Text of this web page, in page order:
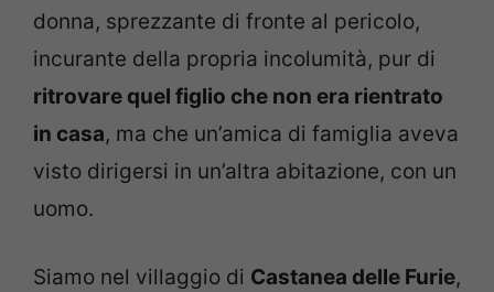
donna, sprezzante di fronte al pericolo,
incurante della propria incolumità, pur di
ritrovare quel figlio che non era rientrato
in casa, ma che un’amica di famiglia aveva
visto dirigersi in un’altra abitazione, con un
uomo.
Siamo nel villaggio di Castanea delle Furie,